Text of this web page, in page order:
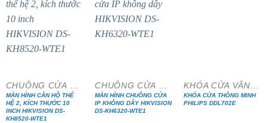
MÀN HÌNH CĂN HỘ THẾ
HỆ 2, KÍCH THƯỚC 10
INCH HIKVISION DS-
KH8520-WTE1
MÀN HÌNH CHUÔNG CỬA
IP KHÔNG DÂY HIKVISION
DS-KH6320-WTE1
KHÓA CỬA THÔNG MINH
PHILIPS DDL702E